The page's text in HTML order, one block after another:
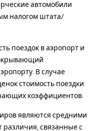
автомобили
налогом штата/
поездок в аэропорт и
В случае
стоимость поездки
коэффициентов.
являются средними
различия, связанные с